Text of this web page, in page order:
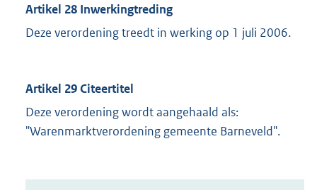
Artikel 28 Inwerkingtreding
Deze verordening treedt in werking op 1 juli 2006.
Artikel 29 Citeertitel
Deze verordening wordt aangehaald als:
"Warenmarktverordening gemeente Barneveld".